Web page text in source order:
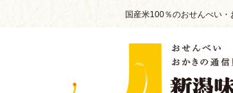
国産米100％のおせんべい